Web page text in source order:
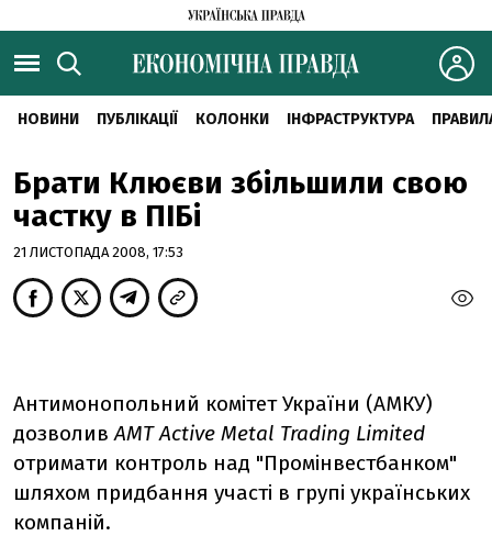
НОВИНИ ПУБЛІКАЦІЇ КОЛОНКИ ІНФРАСТРУКТУРА
Брати Клюєви збільшили свою
частку в ПІБі
21 ЛИСТОПАДА 2008, 17:53
Антимонопольний комітет України (АМКУ)
дозволивAMT Active Metal Trading Limited
отримати контроль над "Промінвестбанком"
шляхом придбання участі в групі українських
компаній.